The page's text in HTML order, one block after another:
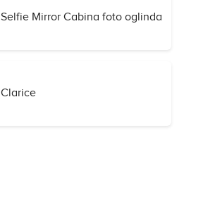
Selfie Mirror Cabina foto oglinda
Clarice